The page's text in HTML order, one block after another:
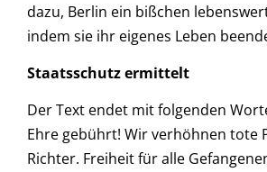
dazu, Berlin ein bißchen
indem sie ihr eigenes Leben
Staatsschutz ermittelt
Der Text endet mit folgenden
Ehre gebührt! Wir verhöhnen tote
Richter. Freiheit für alle